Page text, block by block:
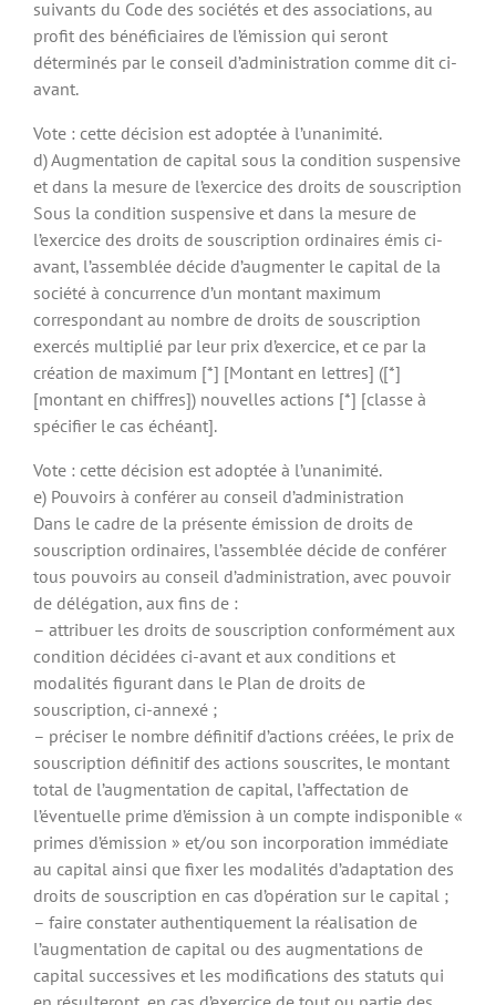
suivants du Code des sociétés et des associations, au
profit des bénéficiaires de l’émission qui seront
déterminés par le conseil d’administration comme dit ci-
avant.
Vote : cette décision est adoptée à l’unanimité.
d) Augmentation de capital sous la condition suspensive
et dans la mesure de l’exercice des droits de souscription
Sous la condition suspensive et dans la mesure de
l’exercice des droits de souscription ordinaires émis ci-
avant, l’assemblée décide d’augmenter le capital de la
société à concurrence d’un montant maximum
correspondant au nombre de droits de souscription
exercés multiplié par leur prix d’exercice, et ce par la
création de maximum [*] [Montant en lettres] ([*]
[montant en chiffres]) nouvelles actions [*] [classe à
spécifier le cas échéant].
Vote : cette décision est adoptée à l’unanimité.
e) Pouvoirs à conférer au conseil d’administration
Dans le cadre de la présente émission de droits de
souscription ordinaires, l’assemblée décide de conférer
tous pouvoirs au conseil d’administration, avec pouvoir
de délégation, aux fins de :
– attribuer les droits de souscription conformément aux
condition décidées ci-avant et aux conditions et
modalités figurant dans le Plan de droits de
souscription, ci-annexé ;
– préciser le nombre définitif d’actions créées, le prix de
souscription définitif des actions souscrites, le montant
total de l’augmentation de capital, l’affectation de
l’éventuelle prime d’émission à un compte indisponible «
primes d’émission » et/ou son incorporation immédiate
au capital ainsi que fixer les modalités d’adaptation des
droits de souscription en cas d’opération sur le capital ;
– faire constater authentiquement la réalisation de
l’augmentation de capital ou des augmentations de
capital successives et les modifications des statuts qui